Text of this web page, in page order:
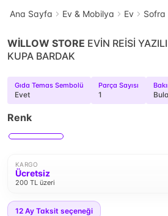
Ana Sayfa Ev & Mobilya Ev Sofra
WİLLOW STORE EVİN REİSİ
KUPA BARDAK
Gıda Temas Sembolü
Evet
Parça Sayısı
1
Renk
KARGO
Ücretsiz
200 TL üzeri
12 Ay Taksit seçeneği